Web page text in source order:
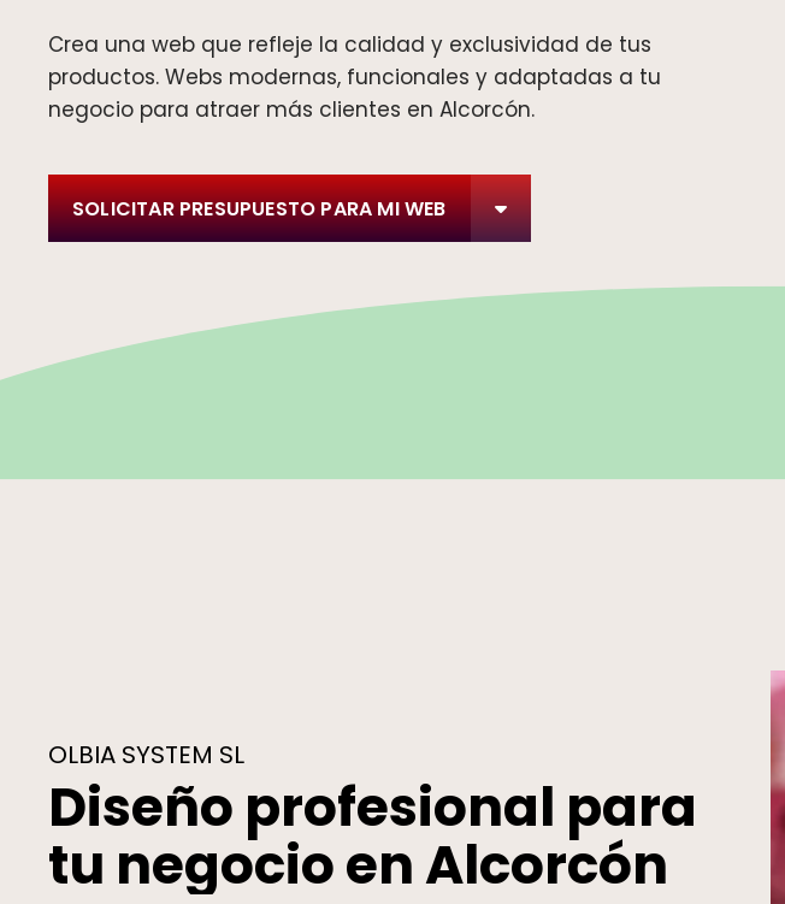
Crea una web que refleje la calidad y exclusividad de tus
productos. Webs modernas, funcionales y adaptadas a tu
negocio para atraer más clientes en Alcorcón.
SOLICITAR PRESUPUESTO PARA MI WEB
OLBIA SYSTEM SL
Diseño profesional para
tu negocio en Alcorcón